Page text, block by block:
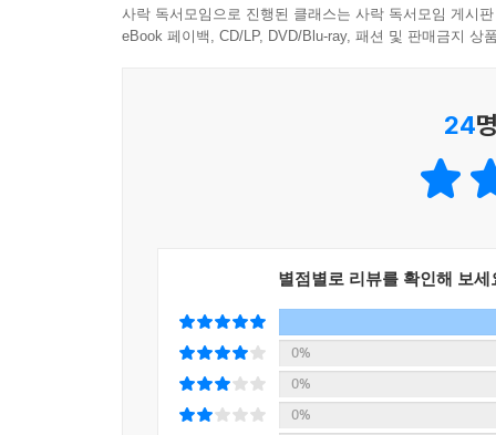
“상처는 내 것이 크고, 떡은 남의 것이 큰 법이지. 자
--- p.139
끝내고 마침내 내 안의 평화에 이르고 싶은 모든
사락 독서모임으로 진행된 클래스는 사락 독서모임 게시
eBook 페이백, CD/LP, DVD/Blu-ray, 패션 및 판매금지 상
24
별점별로 리뷰를 확인해 보세
0%
0%
0%